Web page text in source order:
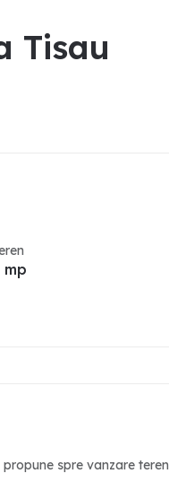
Tisau
mp
spre vanzare